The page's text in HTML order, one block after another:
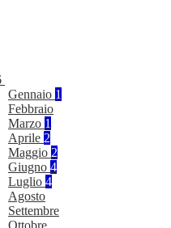
Gennaio 1
Febbraio
Marzo 1
Aprile 2
Maggio 2
Giugno 4
Luglio 4
Agosto
Settembre